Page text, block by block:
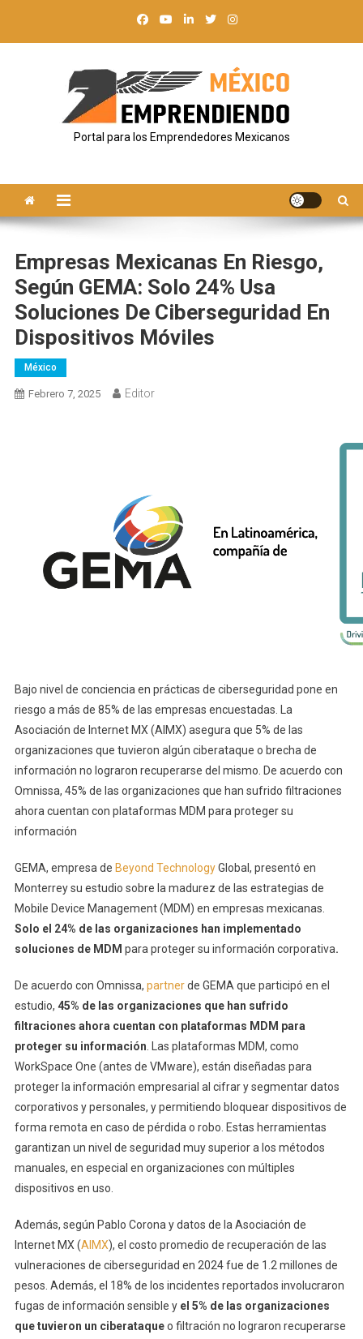
Portal para los Emprendedores Mexicanos
Empresas Mexicanas En Riesgo,
Según GEMA: Solo 24% Usa
Soluciones De Ciberseguridad En
Dispositivos Móviles
México
Febrero 7, 2025 Editor
Bajo nivel de conciencia en prácticas de ciberseguridad pone en
riesgo a más de 85% de las empresas encuestadas. La
Asociación de Internet MX (AIMX) asegura que 5% de las
organizaciones que tuvieron algún ciberataque o brecha de
información no lograron recuperarse del mismo. De acuerdo con
Omnissa, 45% de las organizaciones que han sufrido filtraciones
ahora cuentan con plataformas MDM para proteger su
información
GEMA, empresa de Beyond TechnologyGlobal, presentó en
Monterrey su estudio sobre la madurez de las estrategias de
Mobile Device Management (MDM) en empresas mexicanas.
Solo el 24% de las organizaciones han implementado
soluciones de MDM para proteger su información corporativa.
De acuerdo con Omnissa, partnerde GEMA que participó en el
estudio, 45% de las organizaciones que han sufrido
filtraciones ahora cuentan con plataformas MDM para
proteger su información. Las plataformas MDM, como
WorkSpace One (antes de VMware), están diseñadas para
proteger la información empresarial al cifrar y segmentar datos
corporativos y personales, y permitiendo bloquear dispositivos de
forma remota en caso de pérdida o robo. Estas herramientas
garantizan un nivel de seguridad muy superior a los métodos
manuales, en especial en organizaciones con múltiples
dispositivos en uso.
Además, según Pablo Corona y datos de la Asociación de
Internet MX (AIMX), el costo promedio de recuperación de las
vulneraciones de ciberseguridad en 2024 fue de 1.2 millones de
pesos. Además, el 18% de los incidentes reportados involucraron
fugas de información sensible y el 5% de las organizaciones
que tuvieron un ciberataqueo filtración no lograron recuperarse